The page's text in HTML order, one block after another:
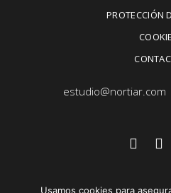
PROTECCIÓN
estudio@nortiar.com
Usamos cookies para